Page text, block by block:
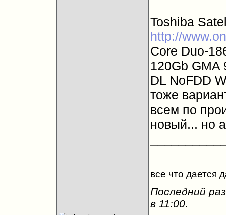
Toshiba
http://
Сore Duo-
120Gb GMA
DL NoFDD
тоже
всем по
новый... но
все что дается
Последний
в 11:00.